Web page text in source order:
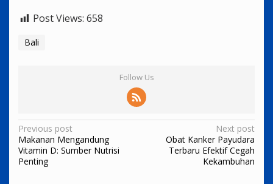
Post Views: 658
Bali
Follow Us
Post
navigation
Previous post
Makanan Mengandung
Vitamin D: Sumber Nutrisi
Penting
Next post
Obat Kanker Payudara
Terbaru Efektif Cegah
Kekambuhan